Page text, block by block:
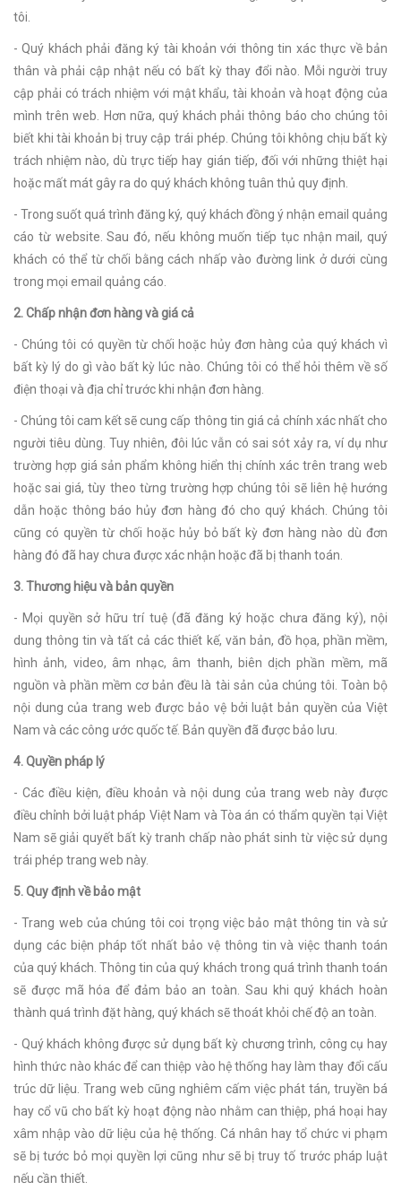
tôi.
- Quý khách phải đăng ký tài khoản với thông tin xác thực về bản
thân và phải cập nhật nếu có bất kỳ thay đổi nào. Mỗi người truy
cập phải có trách nhiệm với mật khẩu, tài khoản và hoạt động của
mình trên web. Hơn nữa, quý khách phải thông báo cho chúng tôi
biết khi tài khoản bị truy cập trái phép. Chúng tôi không chịu bất kỳ
trách nhiệm nào, dù trực tiếp hay gián tiếp, đối với những thiệt hại
hoặc mất mát gây ra do quý khách không tuân thủ quy định.
- Trong suốt quá trình đăng ký, quý khách đồng ý nhận email quảng
cáo từ website. Sau đó, nếu không muốn tiếp tục nhận mail, quý
khách có thể từ chối bằng cách nhấp vào đường link ở dưới cùng
trong mọi email quảng cáo.
2. Chấp nhận đơn hàng và giá cả
- Chúng tôi có quyền từ chối hoặc hủy đơn hàng của quý khách vì
bất kỳ lý do gì vào bất kỳ lúc nào. Chúng tôi có thể hỏi thêm về số
điện thoại và địa chỉ trước khi nhận đơn hàng.
- Chúng tôi cam kết sẽ cung cấp thông tin giá cả chính xác nhất cho
người tiêu dùng. Tuy nhiên, đôi lúc vẫn có sai sót xảy ra, ví dụ như
trường hợp giá sản phẩm không hiển thị chính xác trên trang web
hoặc sai giá, tùy theo từng trường hợp chúng tôi sẽ liên hệ hướng
dẫn hoặc thông báo hủy đơn hàng đó cho quý khách. Chúng tôi
cũng có quyền từ chối hoặc hủy bỏ bất kỳ đơn hàng nào dù đơn
hàng đó đã hay chưa được xác nhận hoặc đã bị thanh toán.
3. Thương hiệu và bản quyền
- Mọi quyền sở hữu trí tuệ (đã đăng ký hoặc chưa đăng ký), nội
dung thông tin và tất cả các thiết kế, văn bản, đồ họa, phần mềm,
hình ảnh, video, âm nhạc, âm thanh, biên dịch phần mềm, mã
nguồn và phần mềm cơ bản đều là tài sản của chúng tôi. Toàn bộ
nội dung của trang web được bảo vệ bởi luật bản quyền của Việt
Nam và các công ước quốc tế. Bản quyền đã được bảo lưu.
4. Quyền pháp lý
- Các điều kiện, điều khoản và nội dung của trang web này được
điều chỉnh bởi luật pháp Việt Nam và Tòa án có thẩm quyền tại Việt
Nam sẽ giải quyết bất kỳ tranh chấp nào phát sinh từ việc sử dụng
trái phép trang web này.
5. Quy định về bảo mật
- Trang web của chúng tôi coi trọng việc bảo mật thông tin và sử
dụng các biện pháp tốt nhất bảo vệ thông tin và việc thanh toán
của quý khách. Thông tin của quý khách trong quá trình thanh toán
sẽ được mã hóa để đảm bảo an toàn. Sau khi quý khách hoàn
thành quá trình đặt hàng, quý khách sẽ thoát khỏi chế độ an toàn.
- Quý khách không được sử dụng bất kỳ chương trình, công cụ hay
hình thức nào khác để can thiệp vào hệ thống hay làm thay đổi cấu
trúc dữ liệu. Trang web cũng nghiêm cấm việc phát tán, truyền bá
hay cổ vũ cho bất kỳ hoạt động nào nhằm can thiệp, phá hoại hay
xâm nhập vào dữ liệu của hệ thống. Cá nhân hay tổ chức vi phạm
sẽ bị tước bỏ mọi quyền lợi cũng như sẽ bị truy tố trước pháp luật
nếu cần thiết.